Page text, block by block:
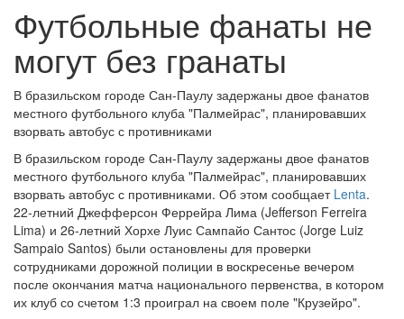
Футбольные фанаты не
могут без гранаты
В бразильском городе Сан-Паулу задержаны двое фанатов
местного футбольного клуба "Палмейрас", планировавших
взорвать автобус с противниками
В бразильском городе Сан-Паулу задержаны двое фанатов
местного футбольного клуба "Палмейрас", планировавших
взорвать автобус с противниками. Об этом сообщает Lenta.
22-летний Джефферсон Феррейра Лима (Jefferson Ferreira
Lima) и 26-летний Хорхе Луис Сампайо Сантос (Jorge Luiz
Sampaio Santos) были остановлены для проверки
сотрудниками дорожной полиции в воскресенье вечером
после окончания матча национального первенства, в котором
их клуб со счетом 1:3 проиграл на своем поле "Крузейро".